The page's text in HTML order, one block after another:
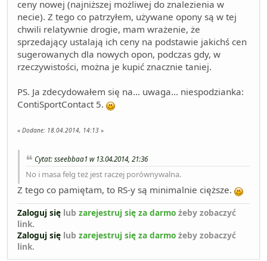
ceny nowej (najniższej możliwej do znalezienia w
necie). Z tego co patrzyłem, używane opony są w tej
chwili relatywnie drogie, mam wrażenie, że
sprzedający ustalają ich ceny na podstawie jakichś cen
sugerowanych dla nowych opon, podczas gdy, w
rzeczywistości, można je kupić znacznie taniej.
PS. Ja zdecydowałem się na... uwaga... niespodzianka:
ContiSportContact 5.
« Dodane: 18.04.2014, 14:13 »
Cytat: sseebbaa1 w 13.04.2014, 21:36
No i masa felg też jest raczej porównywalna.
Z tego co pamiętam, to RS-y są minimalnie cięższe.
Zaloguj się lub zarejestruj się za darmo żeby zobaczyć
link.
Zaloguj się lub zarejestruj się za darmo żeby zobaczyć
link.